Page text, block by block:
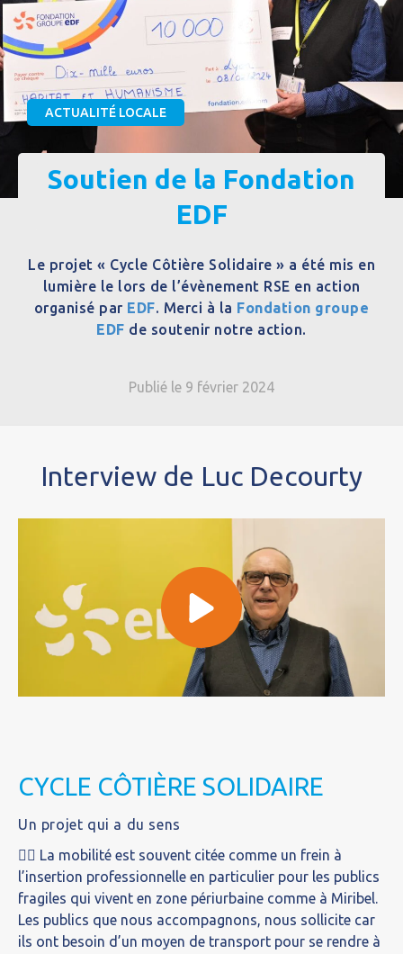
ACTUALITÉ LOCALE
Soutien de la Fondation
EDF
Le projet « Cycle Côtière Solidaire » a été mis en
lumière le lors de l’évènement RSE en action
organisé par EDF. Merci à la Fondation groupe
EDF de soutenir notre action.
Publié le 9 février 2024
Interview de Luc Decourty
CYCLE CÔTIÈRE SOLIDAIRE
Un projet qui a du sens
🚴‍♂️ La mobilité est souvent citée comme un frein à
l’insertion professionnelle en particulier pour les publics
fragiles qui vivent en zone périurbaine comme à Miribel.
Les publics que nous accompagnons, nous sollicite car
ils ont besoin d’un moyen de transport pour se rendre à